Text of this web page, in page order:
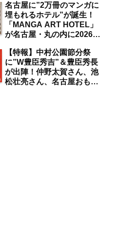
供 食べ放題の夏ブロンコ
ビュッフェにも注目【名古
屋発】
名古屋に”2万冊のマンガに
埋もれるホテル”が誕生！
「MANGA ART HOTEL」
が名古屋・丸の内に2026年
材で分かった新ホテルの注
目ポイントは？【丸の内／
独自取材】
【特報】中村公園節分祭
に”W豊臣秀吉”＆豊臣秀長
が出陣！仲野太賀さん、池
松壮亮さん、名古屋おもて